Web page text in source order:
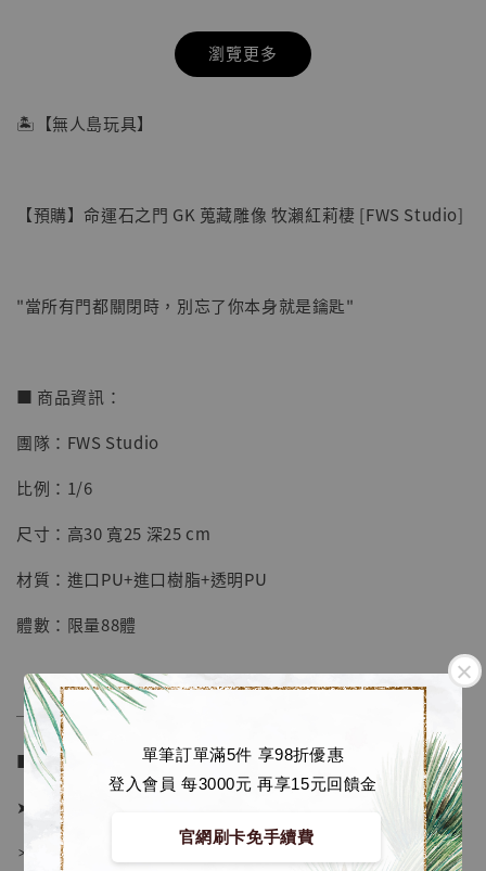
單筆訂單滿5件 享98折優惠
登入會員 每3000元 再享15元回饋金
官網刷卡免手續費
【店內現貨】七龍珠 系列蒐藏雕像 悟空 鳥山
NT$ 4,280
NT$ 5,580
瀏覽更多
🏝【無人島玩具】
【預購】命運石之門 GK 蒐藏雕像 牧瀨紅莉棲 [FWS Studio]
"當所有門都關閉時，別忘了你本身就是鑰匙"
■ 商品資訊：
團隊：FWS Studio
比例：1/6
尺寸：高30 寬25 深25 cm
材質：進口PU+進口樹脂+透明PU
體數：限量88體
──────────────
■ 販售資訊 (NT$)：
➤ 價格 9280元 (訂金3880)
＊ 國際運費另計